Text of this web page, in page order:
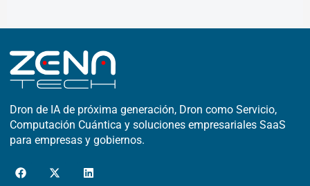
Dron de IA de próxima generación, Dron como Servicio,
Computación Cuántica y soluciones empresariales SaaS
para empresas y gobiernos.
F
a
X
-
L
i